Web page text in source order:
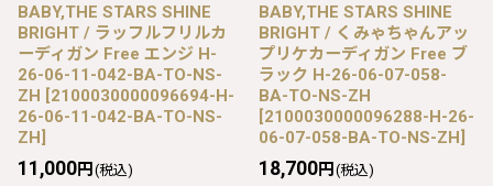
BABY,THE STARS SHINE
BRIGHT / ラッフルフリルカ
ーディガン Free エンジ H-
26-06-11-042-BA-TO-NS-
ZH [2100030000096694-H-
26-06-11-042-BA-TO-NS-
ZH]
11,000円 (税込)
BABY,THE STARS SHINE
BRIGHT / くみゃちゃんアッ
プリケカーディガン Free ブ
ラック H-26-06-07-058-
BA-TO-NS-ZH
[2100030000096288-H-26-
06-07-058-BA-TO-NS-ZH]
18,700円 (税込)